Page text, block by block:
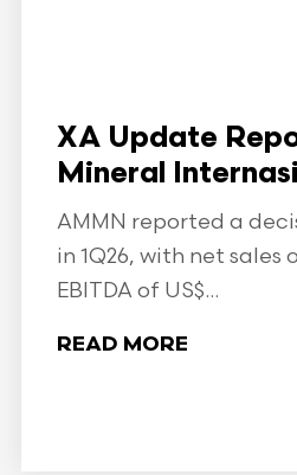
XA Update
Mineral
AMMN reported a
in 1Q26, with net sales
EBITDA of US$...
READ MORE